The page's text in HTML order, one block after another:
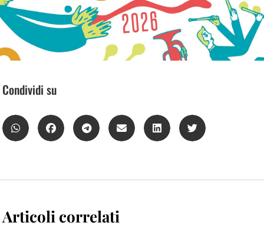
Condividi su
Articoli correlati